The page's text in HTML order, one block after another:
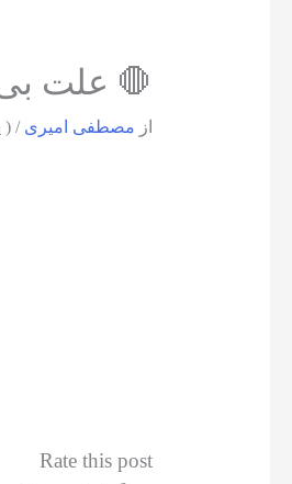
🛑 علت
از مصطفی امیری/
(
Rate this post